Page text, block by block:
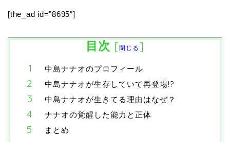
[the_ad id=”8695″]
目次 [閉じる ]
中島ナナオのプロフィール
中島ナナオが生存していて再登場!?
中島ナナオが生きてる理由はなぜ？
ナナオの覚醒した能力と正体
まとめ